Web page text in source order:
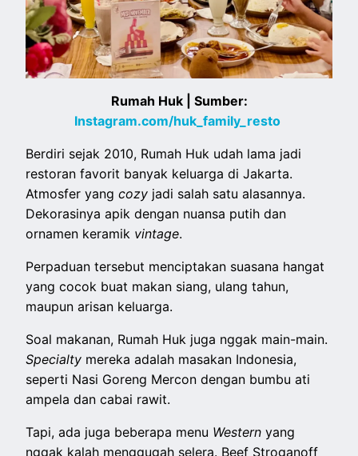
Rumah Huk | Sumber:
Instagram.com/huk_family_resto
Berdiri sejak 2010, Rumah Huk udah lama jadi
restoran favorit banyak keluarga di Jakarta.
Atmosfer yangcozy jadi salah satu alasannya.
Dekorasinya apik dengan nuansa putih dan
ornamen keramik vintage.
Perpaduan tersebut menciptakan suasana hangat
yang cocok buat makan siang, ulang tahun,
maupun arisan keluarga.
Soal makanan, Rumah Huk juga nggak main-main.
Specialty mereka adalah masakan Indonesia,
seperti Nasi Goreng Mercon dengan bumbu ati
ampela dan cabai rawit.
Tapi, ada juga beberapa menu Westernyang
nggak kalah menggugah selera. Beef Stroganoff